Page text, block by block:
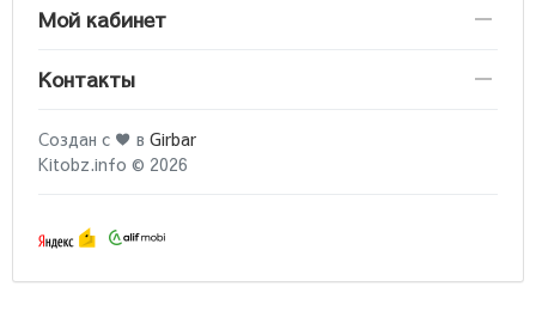
Мой кабинет
Контакты
Создан с ♥ в Girbar
Kitobz.info © 2026